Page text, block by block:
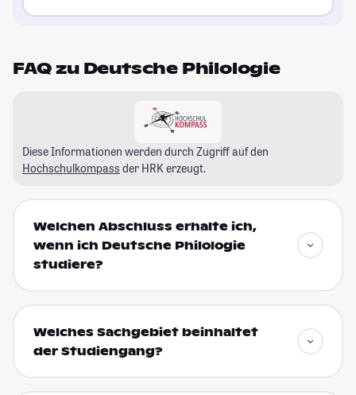
FAQ zu Deutsche Philologie
Diese Informationen werden durch Zugriff auf den
Hochschulkompass der HRK erzeugt.
Welchen Abschluss erhalte ich,
wenn ich Deutsche Philologie
studiere?
Welches Sachgebiet beinhaltet
der Studiengang?